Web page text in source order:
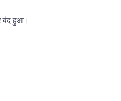
बंद हुआ।